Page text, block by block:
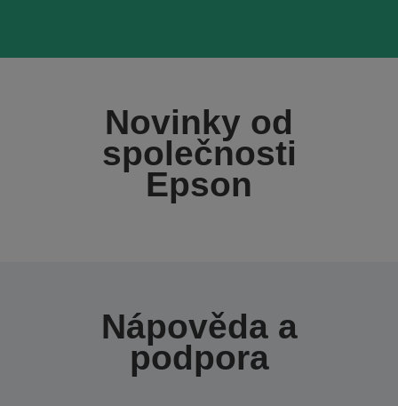
Novinky od
společnosti
Epson
Nápověda a
podpora